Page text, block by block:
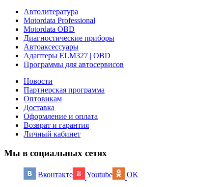
Автолитература
Motordata Professional
Motordata OBD
Диагностические приборы
Автоаксессуары
Адаптеры ELM327 | OBD
Программы для автосервисов
Новости
Партнерская программа
Оптовикам
Доставка
Оформление и оплата
Возврат и гарантия
Личный кабинет
Мы в социальных сетях
Вконтакте Youtube OK